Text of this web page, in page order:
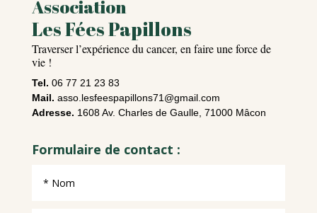
Association
Les Fées Papillons
Traverser l’expérience du cancer, en faire une force de
vie !
Tel. 06 77 21 23 83
Mail. asso.lesfeespapillons71@gmail.com
Adresse. 1608 Av. Charles de Gaulle, 71000 Mâcon
Formulaire de contact :